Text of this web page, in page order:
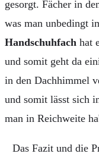
gesorgt. Fächer in
was man unbedingt
Handschuhfach hat
und somit geht da
in den Dachhimmel
und somit lässt sich
man in Reichweite
Das Fazit und die